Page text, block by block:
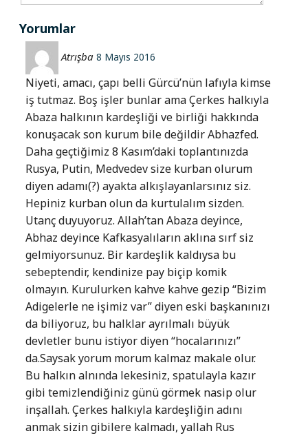
Yorumlar
Atrışba 8 Mayıs 2016
Niyeti, amacı, çapı belli Gürcü’nün lafıyla kimse
iş tutmaz. Boş işler bunlar ama Çerkes halkıyla
Abaza halkının kardeşliği ve birliği hakkında
konuşacak son kurum bile değildir Abhazfed.
Daha geçtiğimiz 8 Kasım’daki toplantınızda
Rusya, Putin, Medvedev size kurban olurum
diyen adamı(?) ayakta alkışlayanlarsınız siz.
Hepiniz kurban olun da kurtulalım sizden.
Utanç duyuyoruz. Allah’tan Abaza deyince,
Abhaz deyince Kafkasyalıların aklına sırf siz
gelmiyorsunuz. Bir kardeşlik kaldıysa bu
sebeptendir, kendinize pay biçip komik
olmayın. Kurulurken kahve kahve gezip “Bizim
Adigelerle ne işimiz var” diyen eski başkanınızı
da biliyoruz, bu halklar ayrılmalı büyük
devletler bunu istiyor diyen “hocalarınızı”
da.Saysak yorum morum kalmaz makale olur.
Bu halkın alnında lekesiniz, spatulayla kazır
gibi temizlendiğiniz günü görmek nasip olur
inşallah. Çerkes halkıyla kardeşliğin adını
anmak sizin gibilere kalmadı, yallah Rus